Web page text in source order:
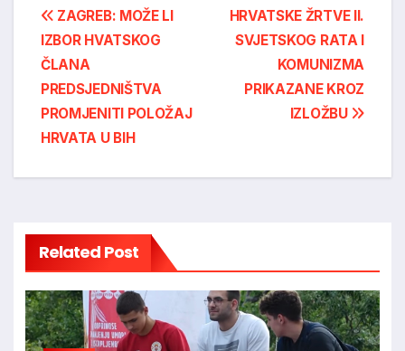
Post
navigation
HRVATSKE ŽRTVE ll.
SVJETSKOG RATA I
KOMUNIZMA
PRIKAZANE KROZ
IZLOŽBU
ZAGREB: MOŽE LI
IZBOR HVATSKOG
ČLANA
PREDSJEDNIŠTVA
PROMJENITI POLOŽAJ
HRVATA U BIH
Related Post